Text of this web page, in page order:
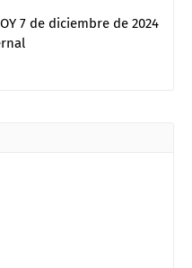
7 de diciembre de 2024